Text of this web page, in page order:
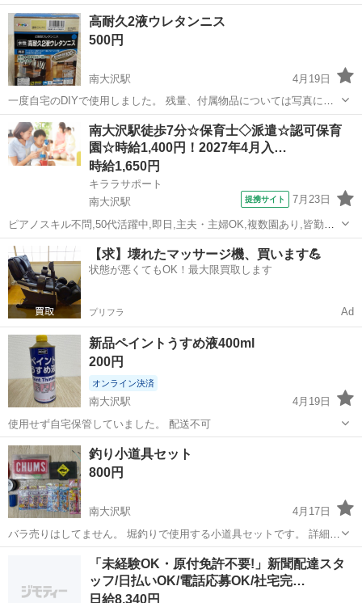
ほとんど残っています。
東京 八王子市 南大沢駅 その他
高耐久2液ウレタンニス
500円
南大沢駅
4月19日
一度自宅のDIYで使用しました。 残量、付属物品については写真にて
ご確認お願いします。
東京 八王子市 南大沢駅 その他 物品
南大沢駅徒歩7分☆保育士◇派遣☆認可保育
園☆時給1,400円！2027年4月入…
時給1,650円
キララサポート
南大沢駅
提携サイト 7月23日
ピアノスキル不問,50代活躍中,即日,主夫・主婦OK,複数園あり,皆勤手
当あり,残業ほぼなし,持ち帰り残業無し,40代活躍中,20代活躍中,社会福
祉法人,ブランクOK,30代活躍中,保育補助,園庭あり 保育業務全般、書
類(...
東京 八王子市 南大沢駅 保育士
【求】壊れたマッサージ機、買います💪
状態が悪くてもOK！最大限買取します
プリフラ Ad
新品ペイントうすめ液400ml
200円
オンライン決済
南大沢駅
4月19日
使用せず自宅保管していました。 配送不可
東京 八王子市 南大沢駅 その他
釣り小道具セット
800円
南大沢駅
4月17日
バラ売りはしてません。 堀釣りで使用する小道具セットです。 詳細は
写真にて確認お願いします。
八王子市 南大沢駅 その他 小道具
「未経験OK・原付免許不要!」新聞配達スタ
ッフ/日払いOK/電話応募OK/社宅完…
日給8,340円